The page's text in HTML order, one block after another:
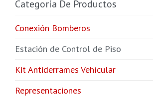
Categoría De Productos
Conexión Bomberos
Estación de Control de Piso
Kit Antiderrames Vehícular
Representaciones